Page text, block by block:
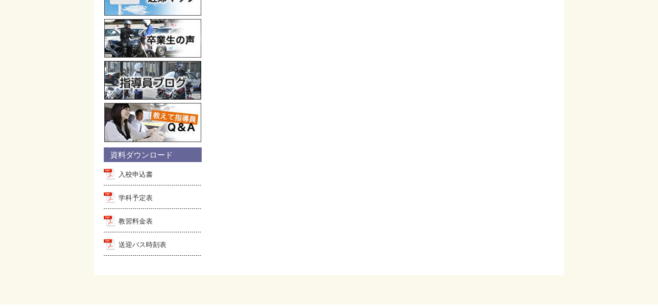
資料ダウンロード
入校申込書
学科予定表
教習料金表
送迎バス時刻表